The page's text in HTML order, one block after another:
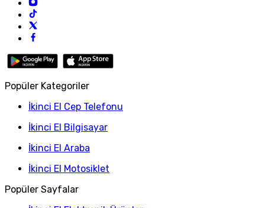
Popüler Kategoriler
İkinci El Cep Telefonu
İkinci El Bilgisayar
İkinci El Araba
İkinci El Motosiklet
Popüler Sayfalar